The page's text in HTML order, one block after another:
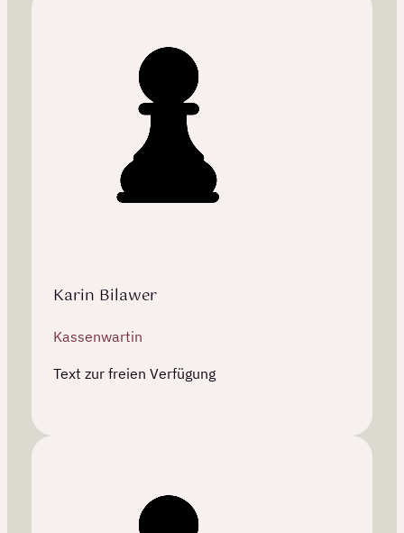
Karin Bilawer
Kassenwartin
Text zur freien Verfügung